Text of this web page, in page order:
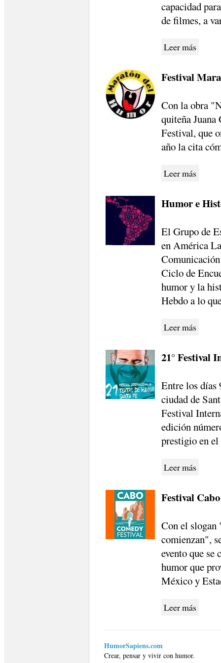
capacidad
de filmes, a
Leer más
Festival
Con la obra
quiteña
Festival, que
año la cita
Leer más
Humor e
El Grupo de
en América
Ciclo de
humor y la
Hebdo a lo
Leer más
21° Festival
Entre los días
ciudad de
Festival
edición
prestigio en
Leer más
Festival
Con el
comienzan",
evento que
humor que
México y
Leer más
HumorSapiens.com
Crear, pensar y vivir con humor.